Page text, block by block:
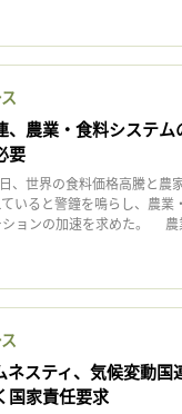
、農業・食料システ
要
、世界の食料価格高騰と農
いると警鐘を鳴らし、農
ョンの加速を求めた。 農
ネスティ、気候変動
国家責任要求